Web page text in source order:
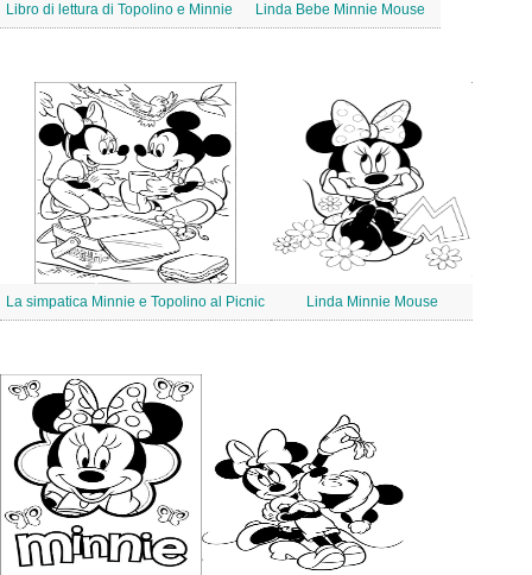
Libro di lettura di Topolino e Minnie Linda Bebe Minnie Mouse
La simpatica Minnie e Topolino al Picnic Linda Minnie Mouse